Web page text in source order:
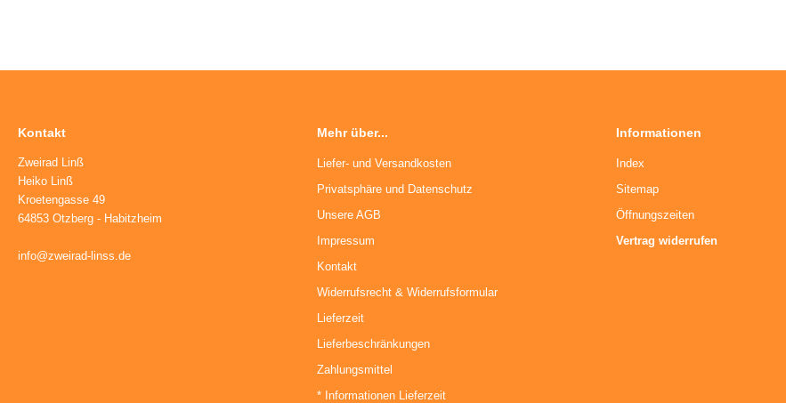
Kontakt
Zweirad Linß
Heiko Linß
Kroetengasse 49
64853 Otzberg - Habitzheim
info@zweirad-linss.de
Mehr über...
Liefer- und Versandkosten
Privatsphäre und Datenschutz
Unsere AGB
Impressum
Kontakt
Widerrufsrecht & Widerrufsformular
Lieferzeit
Lieferbeschränkungen
Zahlungsmittel
* Informationen Lieferzeit
Informationen
Index
Sitemap
Öffnungszeiten
Vertrag widerrufen